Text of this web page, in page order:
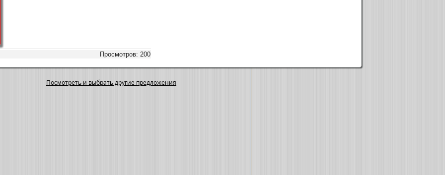
Просмотров: 200
Посмотреть и выбрать другие предложения